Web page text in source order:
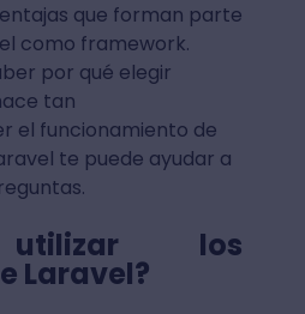
que forman parte
como framework.
por qué elegir
tan
el funcionamiento de
te puede ayudar a
utilizar los
Laravel?